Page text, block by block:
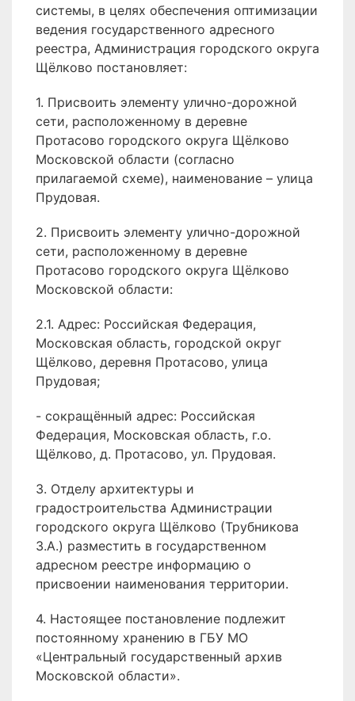
системы, в целях обеспечения оптимизации
ведения государственного адресного
реестра, Администрация городского округа
Щёлково постановляет:
1. Присвоить элементу улично-дорожной
сети, расположенному в деревне
Протасово городского округа Щёлково
Московской области (согласно
прилагаемой схеме), наименование – улица
Прудовая.
2. Присвоить элементу улично-дорожной
сети, расположенному в деревне
Протасово городского округа Щёлково
Московской области:
2.1. Адрес: Российская Федерация,
Московская область, городской округ
Щёлково, деревня Протасово, улица
Прудовая;
- сокращённый адрес: Российская
Федерация, Московская область, г.о.
Щёлково, д. Протасово, ул. Прудовая.
3. Отделу архитектуры и
градостроительства Администрации
городского округа Щёлково (Трубникова
З.А.) разместить в государственном
адресном реестре информацию о
присвоении наименования территории.
4. Настоящее постановление подлежит
постоянному хранению в ГБУ МО
«Центральный государственный архив
Московской области».